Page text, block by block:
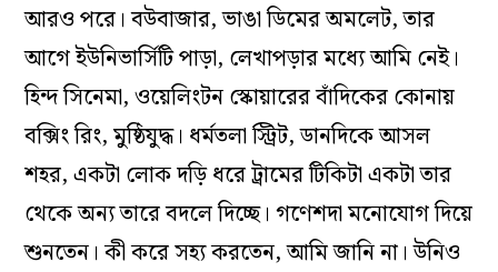
আরও পরে। বউবাজার, ভাঙা ডিমের অমলেট, তার
আগে ইউনিভার্সিটি পাড়া, লেখাপড়ার মধ্যে আমি নেই।
হিন্দ সিনেমা, ওয়েলিংটন স্কোয়ারের বাঁদিকের কোনায়
বক্সিং রিং, মুষ্ঠিযুদ্ধ। ধর্মতলা স্ট্রিট, ডানদিকে আসল
শহর, একটা লোক দড়ি ধরে ট্রামের টিকিটা একটা তার
থেকে অন্য তারে বদলে দিচ্ছে। গণেশদা মনোযোগ দিয়ে
শুনতেন। কী করে সহ্য করতেন, আমি জানি না। উনিও